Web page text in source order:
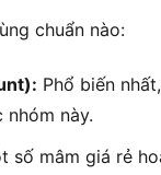
chuẩn nào:
Phổ biến
này.
số mâm giá rẻ